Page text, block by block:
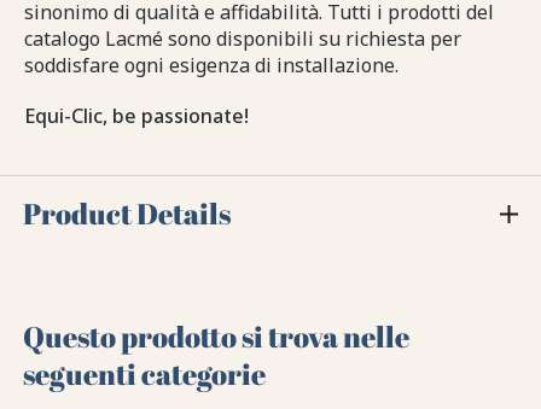
sinonimo di qualità e affidabilità. Tutti i prodotti del
catalogo Lacmé sono disponibili su richiesta per
soddisfare ogni esigenza di installazione.
Equi-Clic, be passionate!
Product Details
Questo prodotto si trova nelle
seguenti categorie